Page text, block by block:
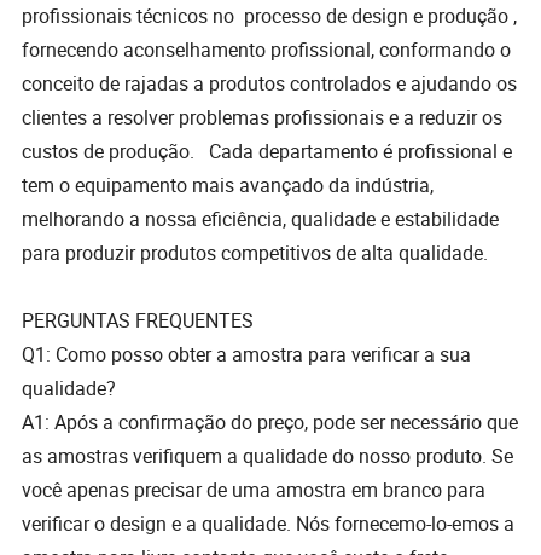
profissionais técnicos no processo de design e produção ,
fornecendo aconselhamento profissional, conformando o
conceito de rajadas a produtos controlados e ajudando os
clientes a resolver problemas profissionais e a reduzir os
custos de produção. Cada departamento é profissional e
tem o equipamento mais avançado da indústria,
melhorando a nossa eficiência, qualidade e estabilidade
para produzir produtos competitivos de alta qualidade.
PERGUNTAS FREQUENTES
Q1: Como posso obter a amostra para verificar a sua
qualidade?
A1: Após a confirmação do preço, pode ser necessário que
as amostras verifiquem a qualidade do nosso produto. Se
você apenas precisar de uma amostra em branco para
verificar o design e a qualidade. Nós fornecemo-lo-emos a